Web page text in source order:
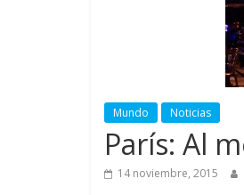
Mundo Noticias
París: Al
14 noviembre, 2015